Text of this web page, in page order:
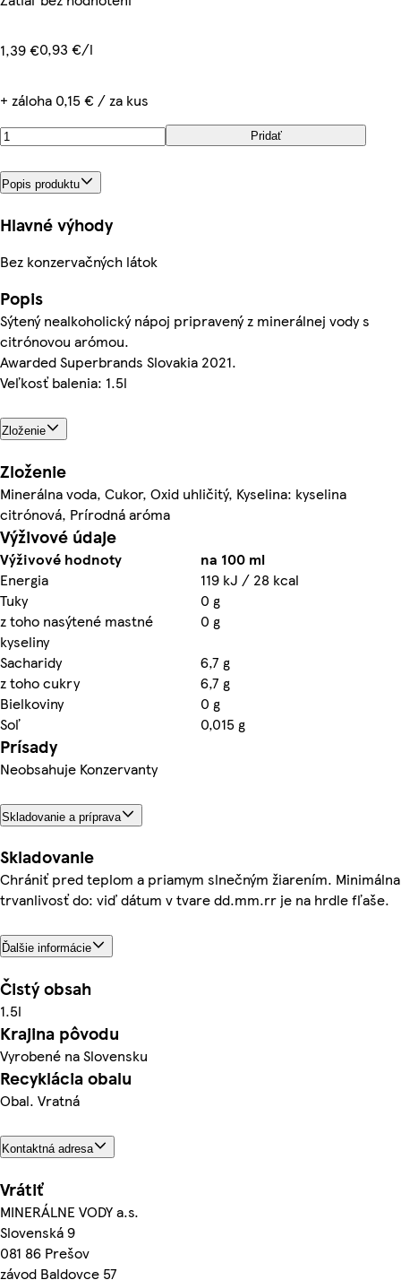
1,39 €0,93 €/l
+ záloha 0,15 € / za kus
Pridať
Popis produktu
Hlavné výhody
Bez konzervačných látok
Popis
Sýtený nealkoholický nápoj pripravený z minerálnej vody s
citrónovou arómou.
Awarded Superbrands Slovakia 2021.
Veľkosť balenia: 1.5l
Zloženie
Zloženie
Minerálna voda, Cukor, Oxid uhličitý, Kyselina: kyselina
citrónová, Prírodná aróma
Výživové údaje
Výživové hodnoty
na 100 ml
Energia
119 kJ / 28 kcal
Tuky
0 g
z toho nasýtené mastné
kyseliny
0 g
Sacharidy
6,7 g
z toho cukry
6,7 g
Bielkoviny
0 g
Soľ
0,015 g
Prísady
Neobsahuje Konzervanty
Skladovanie a príprava
Skladovanie
Chrániť pred teplom a priamym slnečným žiarením. Minimálna
trvanlivosť do: viď dátum v tvare dd.mm.rr je na hrdle fľaše.
Ďalšie informácie
Čistý obsah
1.5l
Krajina pôvodu
Vyrobené na Slovensku
Recyklácia obalu
Obal. Vratná
Kontaktná adresa
Vrátiť
MINERÁLNE VODY a.s.
Slovenská 9
081 86 Prešov
závod Baldovce 57